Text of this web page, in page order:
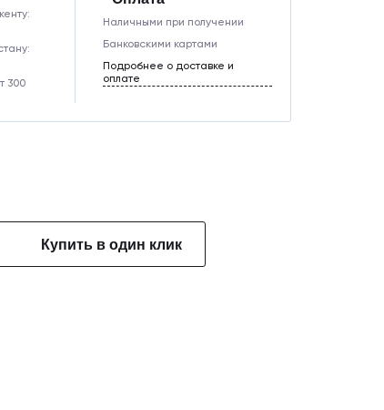
300
Наличными при получении
Банковскими картами
Подробнее о доставке и
оплате
Купить в один клик